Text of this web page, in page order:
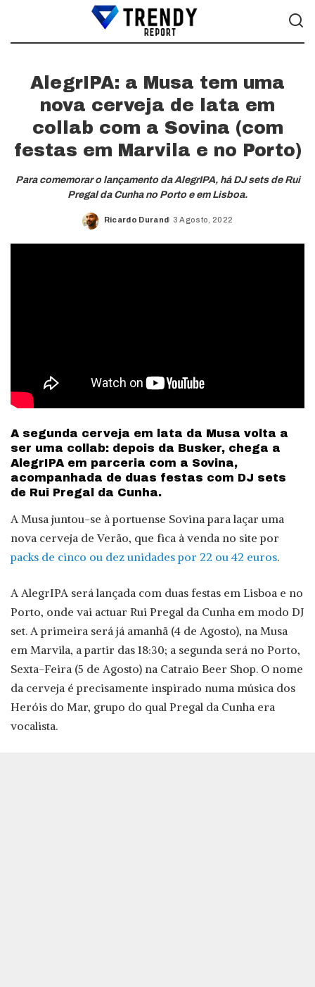
AlegrIPA: a Musa tem uma
nova cerveja de lata em
collab com a Sovina (com
festas em Marvila e no Porto)
Para comemorar o lançamento da AlegrIPA, há DJ sets de Rui
Pregal da Cunha no Porto e em Lisboa.
Posted
Ricardo Durand 3 Agosto, 2022
A segunda cerveja em lata da Musa volta a
ser uma collab: depois da Busker, chega a
AlegrIPA em parceria com a Sovina,
acompanhada de duas festas com DJ sets
de Rui Pregal da Cunha.
A Musa juntou-se à portuense Sovina para laçar uma
nova cerveja de Verão, que fica à venda no site por
packs de cinco ou dez unidades por 22 ou 42 euros.
A AlegrIPA será lançada com duas festas em Lisboa e no
Porto, onde vai actuar Rui Pregal da Cunha em modo DJ
set. A primeira será já amanhã (4 de Agosto), na Musa
em Marvila, a partir das 18:30; a segunda será no Porto,
Sexta-Feira (5 de Agosto) na Catraio Beer Shop. O nome
da cerveja é precisamente inspirado numa música dos
Heróis do Mar, grupo do qual Pregal da Cunha era
vocalista.